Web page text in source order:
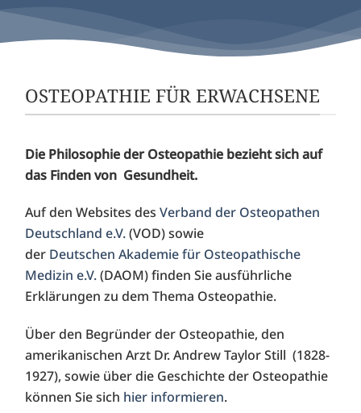
OSTEOPATHIE FÜR ERWACHSENE
Die Philosophie der Osteopathie bezieht sich auf
das Finden von Gesundheit.
Auf den Websites desVerband der Osteopathen
Deutschland e.V.(VOD) sowie
der Deutschen Akademie für Osteopathische
Medizin e.V.(DAOM) finden Sie ausführliche
Erklärungen zu dem Thema Osteopathie.
Über den Begründer der Osteopathie, den
amerikanischen Arzt Dr. Andrew Taylor Still (1828-
1927), sowie über die Geschichte der Osteopathie
können Sie sich hier informieren.